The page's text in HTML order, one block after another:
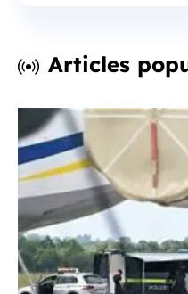
Articles